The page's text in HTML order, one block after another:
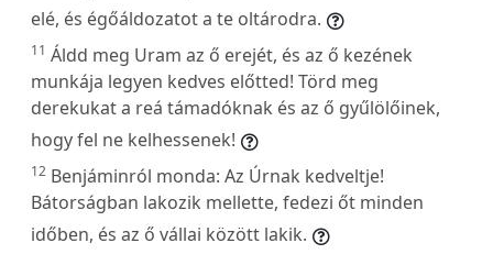
elé, és égőáldozatot a te oltárodra.
11 Áldd meg Uram az ő erejét, és az ő kezének
munkája legyen kedves előtted! Törd meg
derekukat a reá támadóknak és az ő gyűlölőinek,
hogy fel ne kelhessenek!
12 Benjáminról monda: Az Úrnak kedveltje!
Bátorságban lakozik mellette, fedezi őt minden
időben, és az ő vállai között lakik.